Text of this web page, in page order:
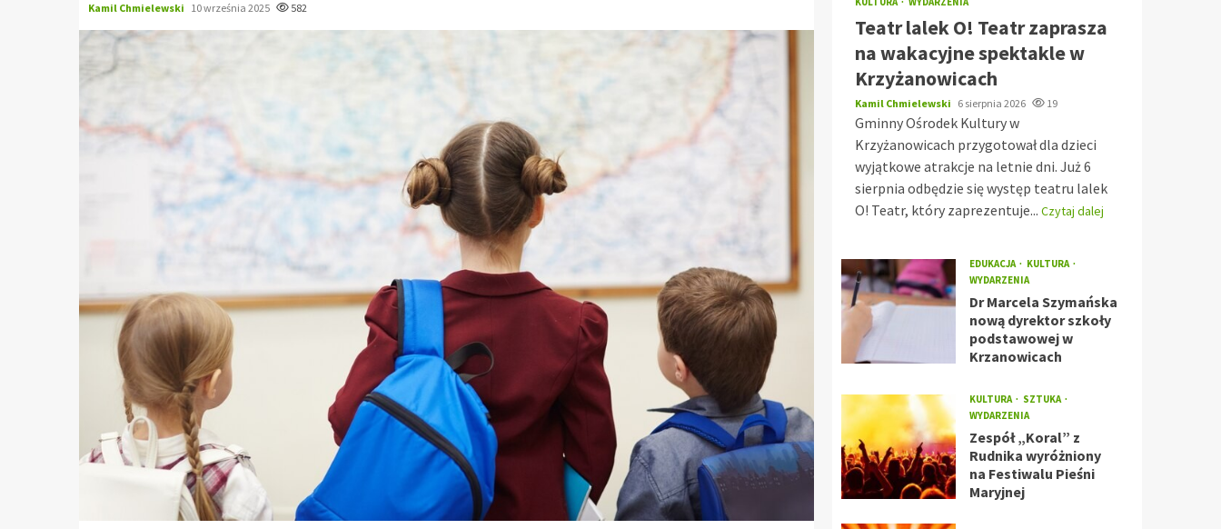
Kamil Chmielewski 10 września 2025 582
Teatr lalek O! Teatr zaprasza
na wakacyjne spektakle w
Krzyżanowicach
Kamil Chmielewski 6 sierpnia 2026 19
Gminny Ośrodek Kultury w
Krzyżanowicach przygotował dla dzieci
wyjątkowe atrakcje na letnie dni. Już 6
sierpnia odbędzie się występ teatru lalek
O! Teatr, który zaprezentuje... Czytaj dalej
EDUKACJA
KULTURA
WYDARZENIA
Dr Marcela Szymańska
nową dyrektor szkoły
podstawowej w
Krzanowicach
KULTURA
SZTUKA
WYDARZENIA
Zespół „Koral” z
Rudnika wyróżniony
na Festiwalu Pieśni
Maryjnej